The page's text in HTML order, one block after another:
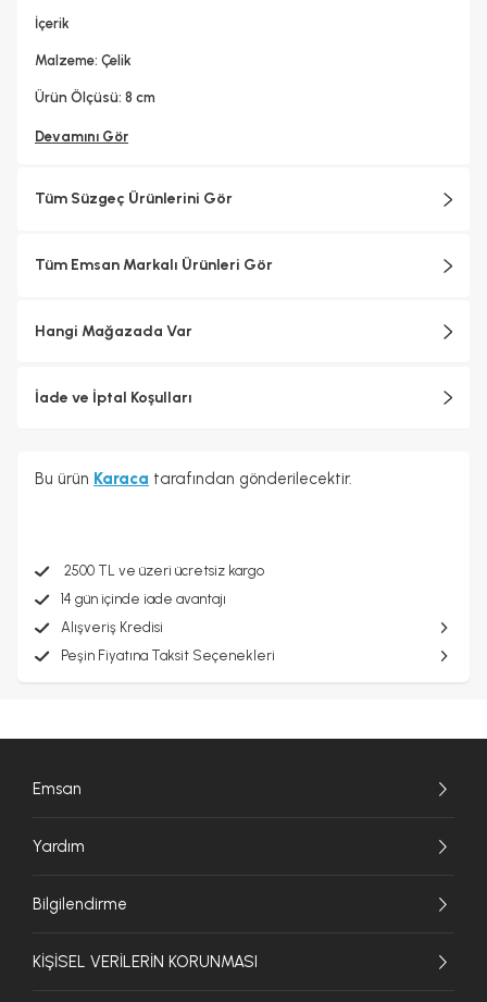
İçerik
Malzeme: Çelik
Ürün Ölçüsü: 8 cm
Devamını Gör
Tüm Süzgeç Ürünlerini Gör
Tüm Emsan Markalı Ürünleri Gör
Hangi Mağazada Var
İade ve İptal Koşulları
Bu ürün Karaca tarafından gönderilecektir.
2500 TL ve üzeri ücretsiz kargo
14 gün içinde iade avantajı
Alışveriş Kredisi
Peşin Fiyatına Taksit Seçenekleri
Emsan
Yardım
Bilgilendirme
KİŞİSEL VERİLERİN KORUNMASI